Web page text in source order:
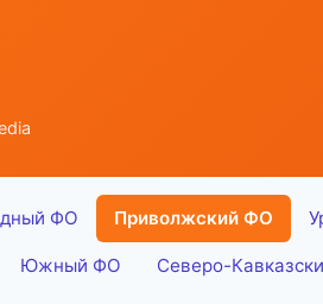
ФО Приволжский ФО
Южный ФО Северо-